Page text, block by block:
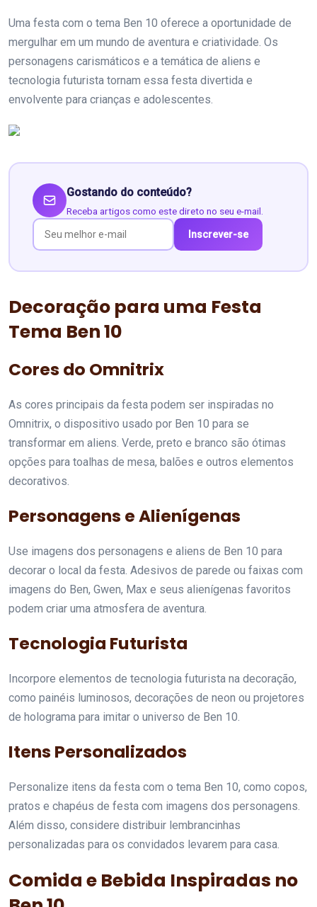
Uma festa com o tema Ben 10 oferece a oportunidade de
mergulhar em um mundo de aventura e criatividade. Os
personagens carismáticos e a temática de aliens e
tecnologia futurista tornam essa festa divertida e
envolvente para crianças e adolescentes.
Gostando do conteúdo?
Receba artigos como este direto no seu e-mail.
Inscrever-se
Decoração para uma Festa
Tema Ben 10
Cores do Omnitrix
As cores principais da festa podem ser inspiradas no
Omnitrix, o dispositivo usado por Ben 10 para se
transformar em aliens. Verde, preto e branco são ótimas
opções para toalhas de mesa, balões e outros elementos
decorativos.
Personagens e Alienígenas
Use imagens dos personagens e aliens de Ben 10 para
decorar o local da festa. Adesivos de parede ou faixas com
imagens do Ben, Gwen, Max e seus alienígenas favoritos
podem criar uma atmosfera de aventura.
Tecnologia Futurista
Incorpore elementos de tecnologia futurista na decoração,
como painéis luminosos, decorações de neon ou projetores
de holograma para imitar o universo de Ben 10.
Itens Personalizados
Personalize itens da festa com o tema Ben 10, como copos,
pratos e chapéus de festa com imagens dos personagens.
Além disso, considere distribuir lembrancinhas
personalizadas para os convidados levarem para casa.
Comida e Bebida Inspiradas no